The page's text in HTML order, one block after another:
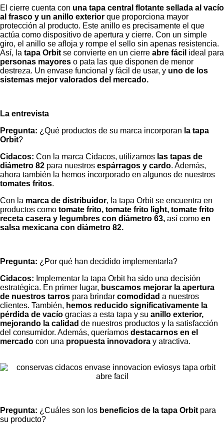
El cierre cuenta con una tapa central flotante sellada al vacío
al frasco y un anillo exterior que proporciona mayor
protección al producto. Este anillo es precisamente el que
actúa como dispositivo de apertura y cierre. Con un simple
giro, el anillo se afloja y rompe el sello sin apenas resistencia.
Así, la tapa Orbit se convierte en un cierre abre fácil ideal para
personas mayores o pata las que disponen de menor
destreza. Un envase funcional y fácil de usar, y uno de los
sistemas mejor valorados del mercado.
La entrevista
Pregunta: ¿Qué productos de su marca incorporan la tapa
Orbit?
Cidacos: Con la marca Cidacos, utilizamos las tapas de
diámetro 82 para nuestros espárragos y cardo. Además,
ahora también la hemos incorporado en algunos de nuestros
tomates fritos.
Con la marca de distribuidor, la tapa Orbit se encuentra en
productos como tomate frito, tomate frito light, tomate frito
receta casera y legumbres con diámetro 63, así como en
salsa mexicana con diámetro 82.
Pregunta: ¿Por qué han decidido implementarla?
Cidacos: Implementar la tapa Orbit ha sido una decisión
estratégica. En primer lugar, buscamos mejorar la apertura
de nuestros tarros para brindar comodidad a nuestros
clientes. También, hemos reducido significativamente la
pérdida de vacío gracias a esta tapa y su anillo exterior,
mejorando la calidad de nuestros productos y la satisfacción
del consumidor. Además, queríamos destacarnos en el
mercado con una propuesta innovadora y atractiva.
Pregunta: ¿Cuáles son los beneficios de la tapa Orbit para
su producto?